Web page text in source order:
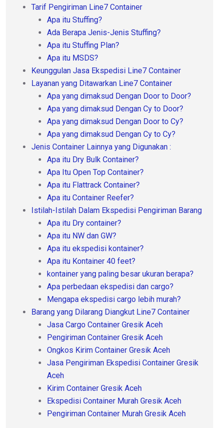
Tarif Pengiriman Line7 Container
Apa itu Stuffing?
Ada Berapa Jenis-Jenis Stuffing?
Apa itu Stuffing Plan?
Apa itu MSDS?
Keunggulan Jasa Ekspedisi Line7 Container
Layanan yang Ditawarkan Line7 Container
Apa yang dimaksud Dengan Door to Door?
Apa yang dimaksud Dengan Cy to Door?
Apa yang dimaksud Dengan Door to Cy?
Apa yang dimaksud Dengan Cy to Cy?
Jenis Container Lainnya yang Digunakan :
Apa itu Dry Bulk Container?
Apa Itu Open Top Container?
Apa itu Flattrack Container?
Apa itu Container Reefer?
Istilah-Istilah Dalam Ekspedisi Pengiriman Barang
Apa itu Dry container?
Apa itu NW dan GW?
Apa itu ekspedisi kontainer?
Apa itu Kontainer 40 feet?
kontainer yang paling besar ukuran berapa?
Apa perbedaan ekspedisi dan cargo?
Mengapa ekspedisi cargo lebih murah?
Barang yang Dilarang Diangkut Line7 Container
Jasa Cargo Container Gresik Aceh
Pengiriman Container Gresik Aceh
Ongkos Kirim Container Gresik Aceh
Jasa Pengiriman Ekspedisi Container Gresik
Aceh
Kirim Container Gresik Aceh
Ekspedisi Container Murah Gresik Aceh
Pengiriman Container Murah Gresik Aceh